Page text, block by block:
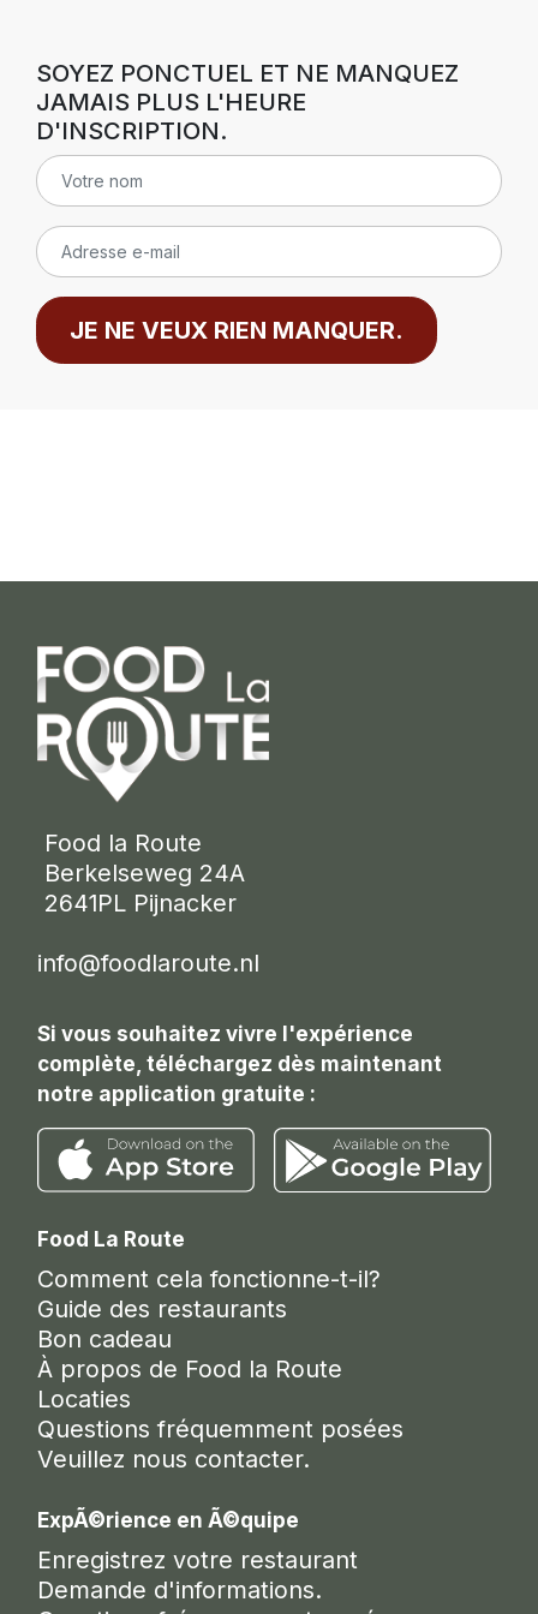
SOYEZ PONCTUEL ET NE MANQUEZ
JAMAIS PLUS L'HEURE
D'INSCRIPTION.
JE NE VEUX RIEN MANQUER.
Food la Route
Berkelseweg 24A
2641PL Pijnacker
info@foodlaroute.nl
Si vous souhaitez vivre l'expérience
complète, téléchargez dès maintenant
notre application gratuite :
Food La Route
Comment cela fonctionne-t-il?
Guide des restaurants
Bon cadeau
À propos de Food la Route
Locaties
Questions fréquemment posées
Veuillez nous contacter.
ExpÃ©rience en Ã©quipe
Enregistrez votre restaurant
Demande d'informations.